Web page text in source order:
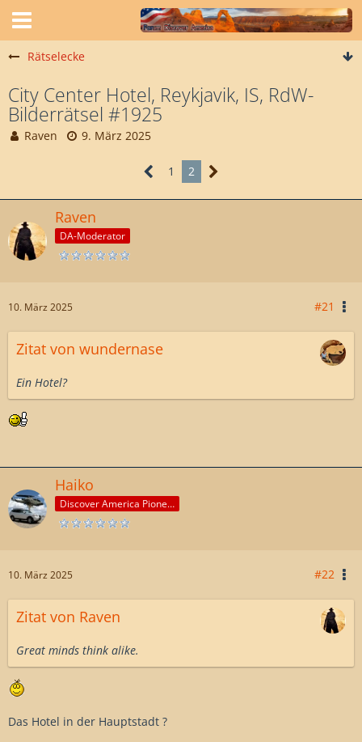
Rätselecke
City Center Hotel, Reykjavik, IS, RdW-
Bilderrätsel #1925
Raven 9. März 2025
1 2
Raven
DA-Moderator
10. März 2025 #21
Zitat von wundernase
Ein Hotel?
Haiko
Discover America Pioneer
10. März 2025 #22
Zitat von Raven
Great minds think alike.
Das Hotel in der Hauptstadt ?